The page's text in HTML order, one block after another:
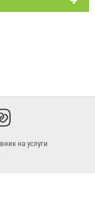
на услуги